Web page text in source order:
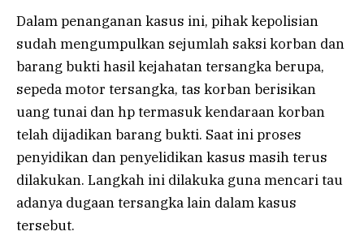
Dalam penanganan kasus ini, pihak kepolisian
sudah mengumpulkan sejumlah saksi korban dan
barang bukti hasil kejahatan tersangka berupa,
sepeda motor tersangka, tas korban berisikan
uang tunai dan hp termasuk kendaraan korban
telah dijadikan barang bukti. Saat ini proses
penyidikan dan penyelidikan kasus masih terus
dilakukan. Langkah ini dilakuka guna mencari tau
adanya dugaan tersangka lain dalam kasus
tersebut.